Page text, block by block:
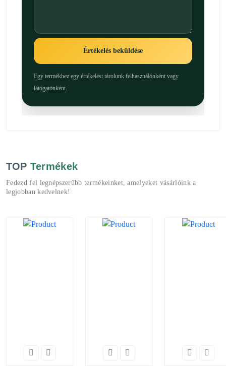
Értékelés beküldése
Egy termékhez egy értékelést tárolunk felhasználónként vagy
látogatónként.
TOP Termékek
Fedezd fel legnépszerűbb termékeinket, amelyeket vásárlóink a
legjobban kedvelnek!